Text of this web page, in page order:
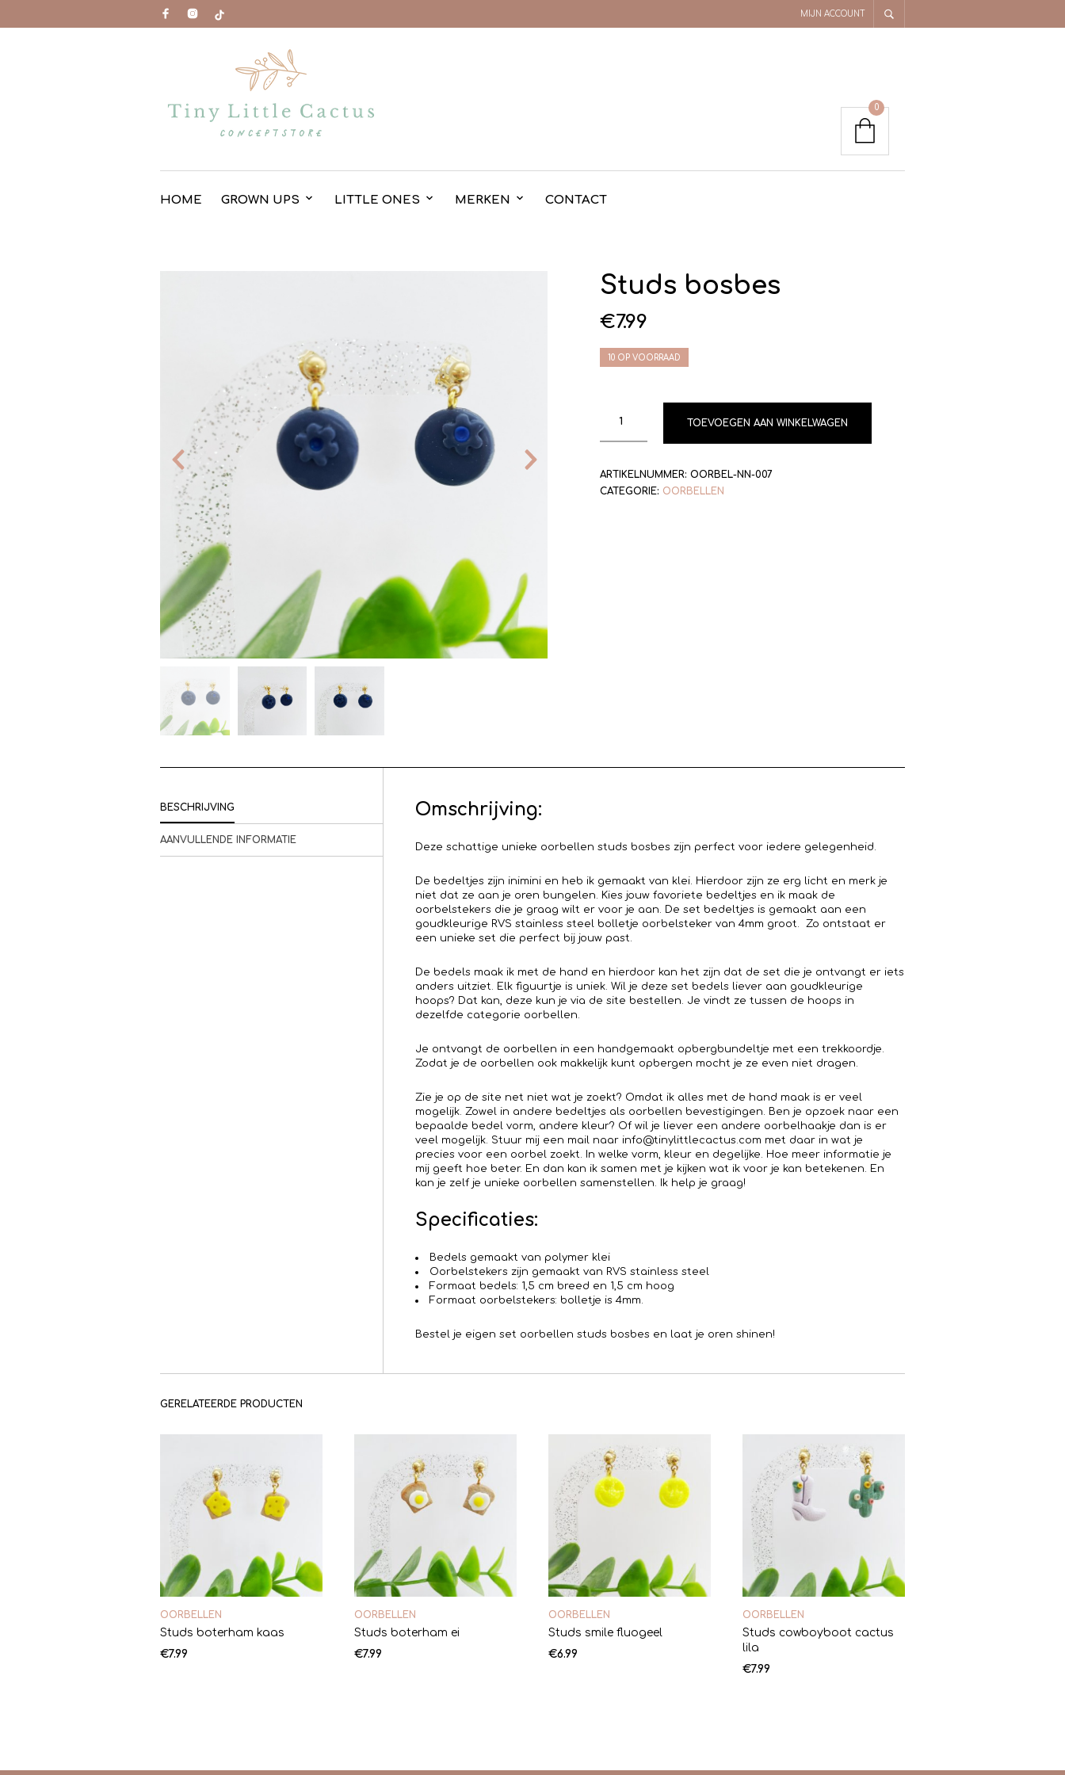
MIJN ACCOUNT
HOME GROWN UPS LITTLE ONES MERKEN CONTACT
0
Studs bosbes
€7.99
10 OP VOORRAAD
TOEVOEGEN AAN WINKELWAGEN
ARTIKELNUMMER: OORBEL-NN-007
CATEGORIE: OORBELLEN
BESCHRIJVING
AANVULLENDE INFORMATIE
Omschrijving:
Deze schattige unieke oorbellen studs bosbes zijn perfect voor iedere gelegenheid.
De bedeltjes zijn inimini en heb ik gemaakt van klei. Hierdoor zijn ze erg licht en merk je
niet dat ze aan je oren bungelen. Kies jouw favoriete bedeltjes en ik maak de
oorbelstekers die je graag wilt er voor je aan. De set bedeltjes is gemaakt aan een
goudkleurige RVS stainless steel bolletje oorbelsteker van 4mm groot. Zo ontstaat er
een unieke set die perfect bij jouw past.
De bedels maak ik met de hand en hierdoor kan het zijn dat de set die je ontvangt er iets
anders uitziet. Elk figuurtje is uniek. Wil je deze set bedels liever aan goudkleurige
hoops? Dat kan, deze kun je via de site bestellen. Je vindt ze tussen de hoops in
dezelfde categorie oorbellen.
Je ontvangt de oorbellen in een handgemaakt opbergbundeltje met een trekkoordje.
Zodat je de oorbellen ook makkelijk kunt opbergen mocht je ze even niet dragen.
Zie je op de site net niet wat je zoekt? Omdat ik alles met de hand maak is er veel
mogelijk. Zowel in andere bedeltjes als oorbellen bevestigingen. Ben je opzoek naar een
bepaalde bedel vorm, andere kleur? Of wil je liever een andere oorbelhaakje dan is er
veel mogelijk. Stuur mij een mail naar info@tinylittlecactus.com met daar in wat je
precies voor een oorbel zoekt. In welke vorm, kleur en degelijke. Hoe meer informatie je
mij geeft hoe beter. En dan kan ik samen met je kijken wat ik voor je kan betekenen. En
kan je zelf je unieke oorbellen samenstellen. Ik help je graag!
Specificaties:
Bedels gemaakt van polymer klei
Oorbelstekers zijn gemaakt van RVS stainless steel
Formaat bedels: 1,5 cm breed en 1,5 cm hoog
Formaat oorbelstekers: bolletje is 4mm.
Bestel je eigen set oorbellen studs bosbes en laat je oren shinen!
GERELATEERDE PRODUCTEN
OORBELLEN
Studs boterham kaas
€7.99
OORBELLEN
Studs boterham ei
€7.99
OORBELLEN
Studs smile fluogeel
€6.99
OORBELLEN
Studs cowboyboot cactus
lila
€7.99